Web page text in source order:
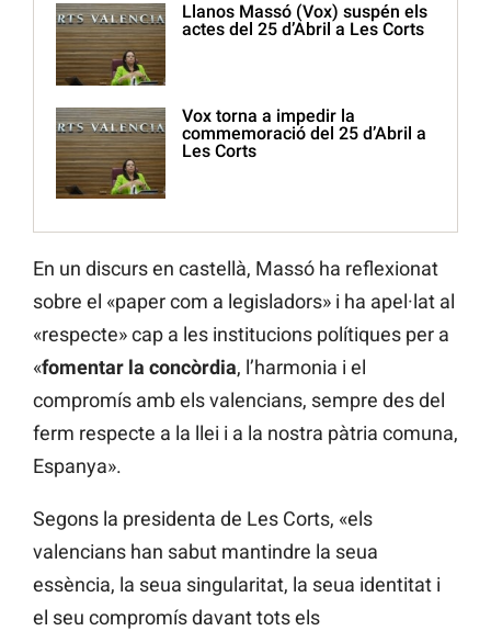
Llanos Massó (Vox) suspén els
actes del 25 d’Abril a Les Corts
Vox torna a impedir la
commemoració del 25 d’Abril a
Les Corts
En un discurs en castellà, Massó ha reflexionat
sobre el «paper com a legisladors» i ha apel·lat al
«respecte» cap a les institucions polítiques per a
«fomentar la concòrdia, l’harmonia i el
compromís amb els valencians, sempre des del
ferm respecte a la llei i a la nostra pàtria comuna,
Espanya».
Segons la presidenta de Les Corts, «els
valencians han sabut mantindre la seua
essència, la seua singularitat, la seua identitat i
el seu compromís davant tots els